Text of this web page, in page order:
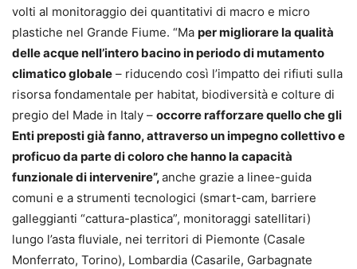
volti al monitoraggio dei quantitativi di macro e micro
plastiche nel Grande Fiume. “Ma per migliorare la qualità
delle acque nell’intero bacino in periodo di mutamento
climatico globale – riducendo così l’impatto dei rifiuti sulla
risorsa fondamentale per habitat, biodiversità e colture di
pregio del Made in Italy – occorre rafforzare quello che gli
Enti preposti già fanno, attraverso un impegno collettivo e
proficuo da parte di coloro che hanno la capacità
funzionale di intervenire”,anche grazie a linee-guida
comuni e a strumenti tecnologici (smart-cam, barriere
galleggianti “cattura-plastica”, monitoraggi satellitari)
lungo l’asta fluviale, nei territori di Piemonte (Casale
Monferrato, Torino), Lombardia (Casarile, Garbagnate